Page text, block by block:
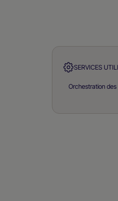
SERVICES
Orchestration